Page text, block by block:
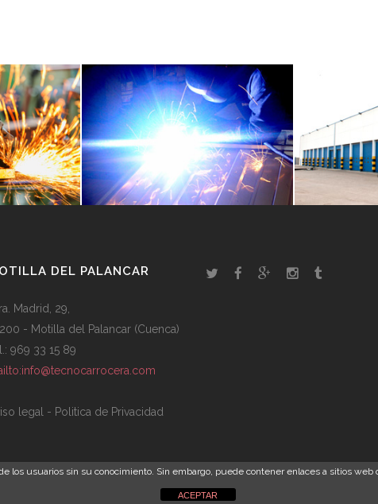
DEL PALANCAR
Madrid, 29,
- Motilla del Palancar (Cuenca)
969 33 15 89
legal - Politica de Privacidad
los usuarios sin su conocimiento. Sin embargo, puede contener enlaces a sitios
ACEPTAR